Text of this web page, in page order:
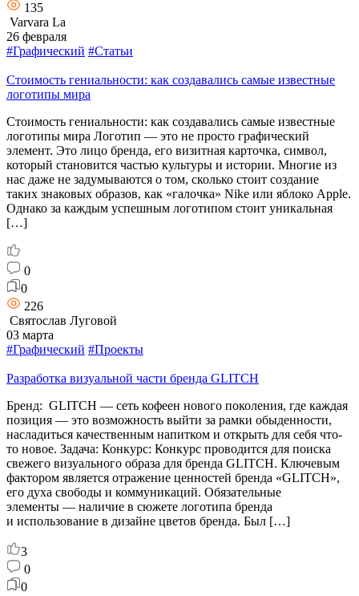
135
Varvara La
26 февраля
#Графический #Статьи
Стоимость гениальности: как создавались самые известные
логотипы мира
Стоимость гениальности: как создавались самые известные
логотипы мира Логотип — это не просто графический
элемент. Это лицо бренда, его визитная карточка, символ,
который становится частью культуры и истории. Многие из
нас даже не задумываются о том, сколько стоит создание
таких знаковых образов, как «галочка» Nike или яблоко Apple.
Однако за каждым успешным логотипом стоит уникальная
[…]
0
0
226
Святослав Луговой
03 марта
#Графический #Проекты
Разработка визуальной части бренда GLITCH
Бренд: GLITCH — сеть кофеен нового поколения, где каждая
позиция — это возможность выйти за рамки обыденности,
насладиться качественным напитком и открыть для себя что-
то новое. Задача: Конкурс: Конкурс проводится для поиска
свежего визуального образа для бренда GLITCH. Ключевым
фактором является отражение ценностей бренда «GLITCH»,
его духа свободы и коммуникаций. Обязательные
элементы — наличие в сюжете логотипа бренда
и использование в дизайне цветов бренда. Был […]
3
0
0